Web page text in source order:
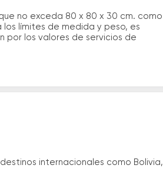
no exceda 80 x 80 x 30 cm. como
los límites de medida y peso, es
por los valores de servicios de
internacionales como Bolivia,